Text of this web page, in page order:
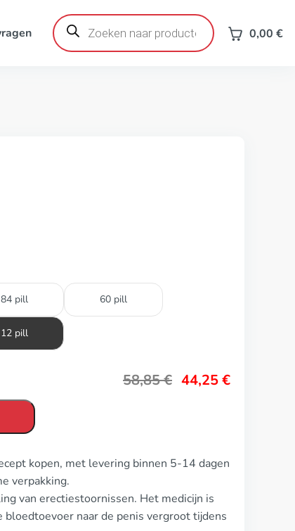
Producten
zoeken 0,00 €
84 pill 60 pill
12 pill
58,85€ 44,25€
kopen, met levering binnen 5-14 dagen
verpakking.
van erectiestoornissen. Het medicijn is
naar de penis vergroot tijdens